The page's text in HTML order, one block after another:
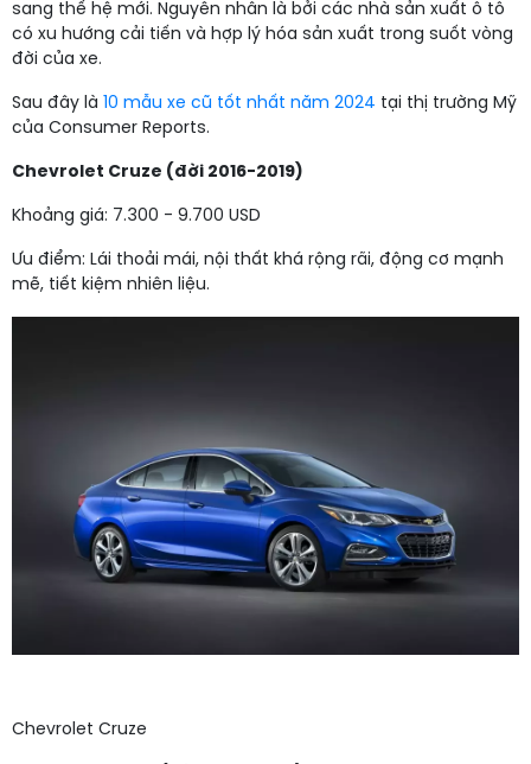
sang thế hệ mới. Nguyên nhân là bởi các nhà sản xuất ô tô
có xu hướng cải tiến và hợp lý hóa sản xuất trong suốt vòng
đời của xe.
Sau đây là 10 mẫu xe cũ tốt nhất năm 2024 tại thị trường Mỹ
của Consumer Reports.
Chevrolet Cruze (đời 2016-2019)
Khoảng giá: 7.300 - 9.700 USD
Ưu điểm: Lái thoải mái, nội thất khá rộng rãi, động cơ mạnh
mẽ, tiết kiệm nhiên liệu.
Chevrolet Cruze